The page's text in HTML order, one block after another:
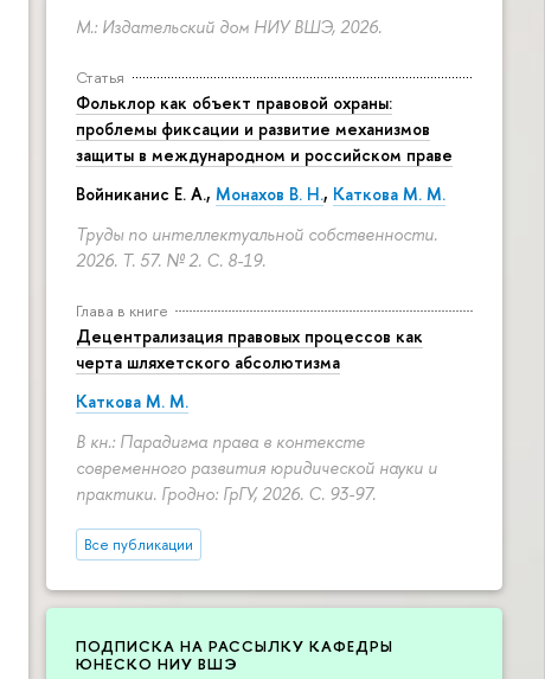
М.: Издательский дом НИУ ВШЭ, 2026.
Статья
Фольклор как объект правовой охраны:
проблемы фиксации и развитие механизмов
защиты в международном и российском праве
Войниканис Е. А., Монахов В. Н., Каткова М. М.
Труды по интеллектуальной собственности.
2026. Т. 57. № 2. С. 8-19.
Глава в книге
Децентрализация правовых процессов как
черта шляхетского абсолютизма
Каткова М. М.
В кн.: Парадигма права в контексте
современного развития юридической науки и
практики. Гродно: ГрГУ, 2026. С. 93-97.
Все публикации
ПОДПИСКА НА РАССЫЛКУ КАФЕДРЫ
ЮНЕСКО НИУ ВШЭ